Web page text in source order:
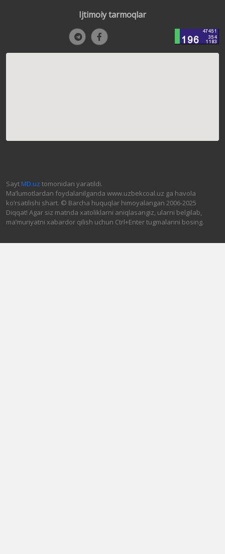
Ijtimoiy tarmoqlar
SaytMD.uz tomonidan yaratildi.
Ma’lumotlardan foydalanilganda www.uzbekcoal.uz ga havola
ko‘rsatilishi shart. © Barcha huquqlar himoyalangan 2006-2025
Diqqat! Agar siz matnda xatoliklarni aniqlasangiz, ularni belgilab,
ma’muriyatni xabardor qilish uchun Ctrl+Enter tugmalarini bosing.